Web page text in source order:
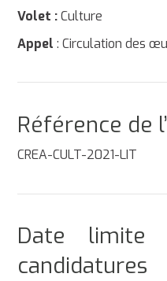
Volet :Culture
Appel : Circulation des
Référence de
CREA-CULT-2021-LIT
Date limite
candidatures